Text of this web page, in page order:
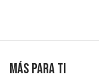
Más para ti